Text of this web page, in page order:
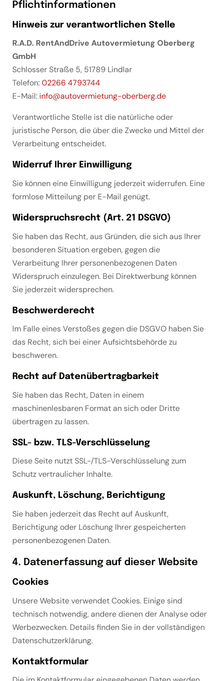
Pflichtinformationen
Hinweis zur verantwortlichen Stelle
R.A.D. RentAndDrive Autovermietung Oberberg
GmbH
Schlosser Straße 5, 51789 Lindlar
Telefon:02266 4793744
E-Mail: info@autovermietung-oberberg.de
Verantwortliche Stelle ist die natürliche oder
juristische Person, die über die Zwecke und Mittel der
Verarbeitung entscheidet.
Widerruf Ihrer Einwilligung
Sie können eine Einwilligung jederzeit widerrufen. Eine
formlose Mitteilung per E-Mail genügt.
Widerspruchsrecht (Art. 21 DSGVO)
Sie haben das Recht, aus Gründen, die sich aus Ihrer
besonderen Situation ergeben, gegen die
Verarbeitung Ihrer personenbezogenen Daten
Widerspruch einzulegen. Bei Direktwerbung können
Sie jederzeit widersprechen.
Beschwerderecht
Im Falle eines Verstoßes gegen die DSGVO haben Sie
das Recht, sich bei einer Aufsichtsbehörde zu
beschweren.
Recht auf Datenübertragbarkeit
Sie haben das Recht, Daten in einem
maschinenlesbaren Format an sich oder Dritte
übertragen zu lassen.
SSL- bzw. TLS-Verschlüsselung
Diese Seite nutzt SSL-/TLS-Verschlüsselung zum
Schutz vertraulicher Inhalte.
Auskunft, Löschung, Berichtigung
Sie haben jederzeit das Recht auf Auskunft,
Berichtigung oder Löschung Ihrer gespeicherten
personenbezogenen Daten.
4. Datenerfassung auf dieser Website
Cookies
Unsere Website verwendet Cookies. Einige sind
technisch notwendig, andere dienen der Analyse oder
Werbezwecken. Details finden Sie in der vollständigen
Datenschutzerklärung.
Kontaktformular